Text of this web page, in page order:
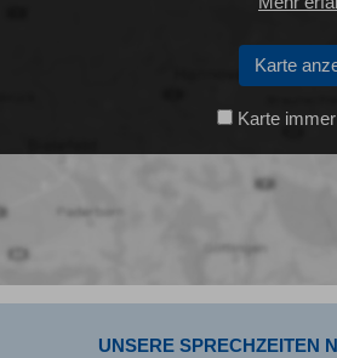
Karte
Karte
UNSERE SPRECHZEITEN